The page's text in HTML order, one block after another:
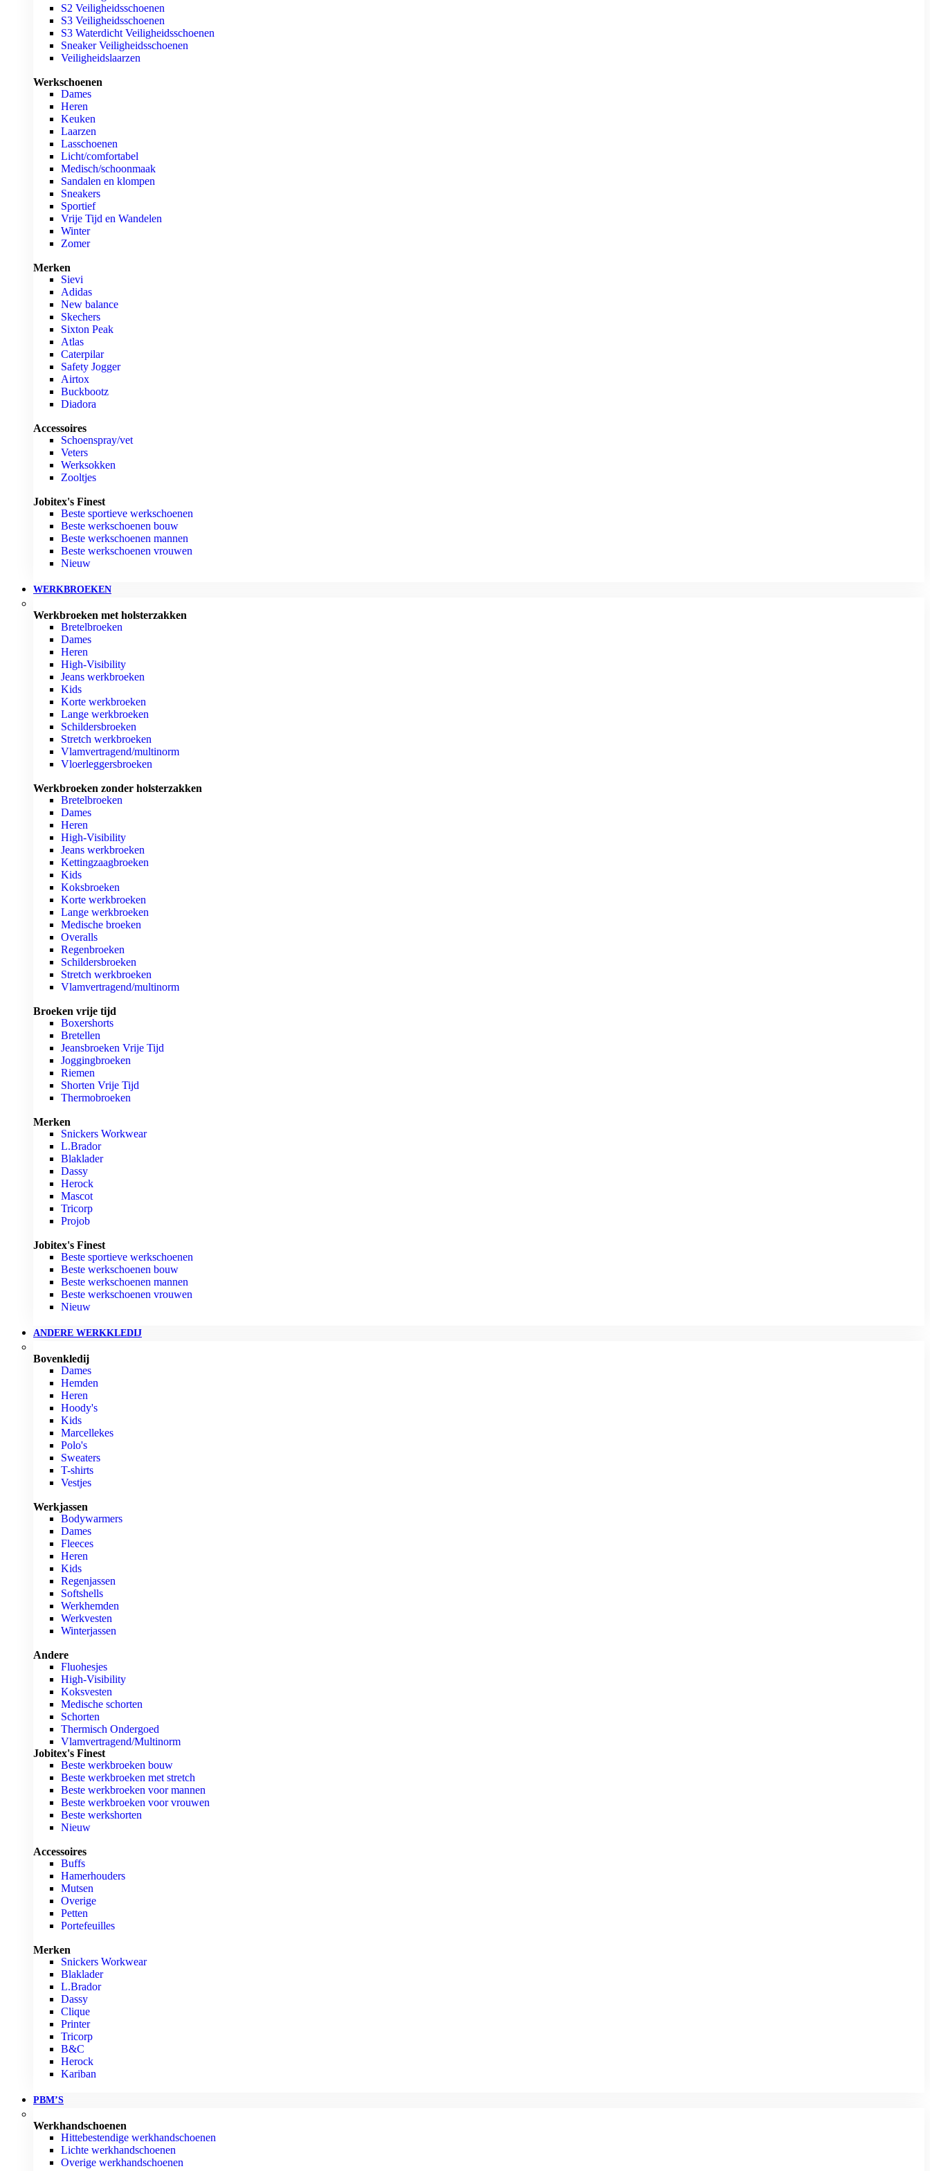
S2 Veiligheidsschoenen
S3 Veiligheidsschoenen
S3 Waterdicht Veiligheidsschoenen
Sneaker Veiligheidsschoenen
Veiligheidslaarzen
Werkschoenen
Dames
Heren
Keuken
Laarzen
Lasschoenen
Licht/comfortabel
Medisch/schoonmaak
Sandalen en klompen
Sneakers
Sportief
Vrije Tijd en Wandelen
Winter
Zomer
Merken
Sievi
Adidas
New balance
Skechers
Sixton Peak
Atlas
Caterpilar
Safety Jogger
Airtox
Buckbootz
Diadora
Accessoires
Schoenspray/vet
Veters
Werksokken
Zooltjes
Jobitex's Finest
Beste sportieve werkschoenen
Beste werkschoenen bouw
Beste werkschoenen mannen
Beste werkschoenen vrouwen
Nieuw
WERKBROEKEN
Werkbroeken met holsterzakken
Bretelbroeken
Dames
Heren
High-Visibility
Jeans werkbroeken
Kids
Korte werkbroeken
Lange werkbroeken
Schildersbroeken
Stretch werkbroeken
Vlamvertragend/multinorm
Vloerleggersbroeken
Werkbroeken zonder holsterzakken
Bretelbroeken
Dames
Heren
High-Visibility
Jeans werkbroeken
Kettingzaagbroeken
Kids
Koksbroeken
Korte werkbroeken
Lange werkbroeken
Medische broeken
Overalls
Regenbroeken
Schildersbroeken
Stretch werkbroeken
Vlamvertragend/multinorm
Broeken vrije tijd
Boxershorts
Bretellen
Jeansbroeken Vrije Tijd
Joggingbroeken
Riemen
Shorten Vrije Tijd
Thermobroeken
Merken
Snickers Workwear
L.Brador
Blaklader
Dassy
Herock
Mascot
Tricorp
Projob
Jobitex's Finest
Beste sportieve werkschoenen
Beste werkschoenen bouw
Beste werkschoenen mannen
Beste werkschoenen vrouwen
Nieuw
ANDERE WERKKLEDIJ
Bovenkledij
Dames
Hemden
Heren
Hoody's
Kids
Marcellekes
Polo's
Sweaters
T-shirts
Vestjes
Werkjassen
Bodywarmers
Dames
Fleeces
Heren
Kids
Regenjassen
Softshells
Werkhemden
Werkvesten
Winterjassen
Andere
Fluohesjes
High-Visibility
Koksvesten
Medische schorten
Schorten
Thermisch Ondergoed
Vlamvertragend/Multinorm
Jobitex's Finest
Beste werkbroeken bouw
Beste werkbroeken met stretch
Beste werkbroeken voor mannen
Beste werkbroeken voor vrouwen
Beste werkshorten
Nieuw
Accessoires
Buffs
Hamerhouders
Mutsen
Overige
Petten
Portefeuilles
Merken
Snickers Workwear
Blaklader
L.Brador
Dassy
Clique
Printer
Tricorp
B&C
Herock
Kariban
PBM’S
Werkhandschoenen
Hittebestendige werkhandschoenen
Lichte werkhandschoenen
Overige werkhandschoenen